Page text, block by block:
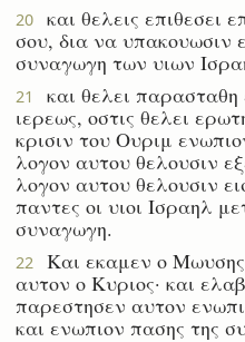
20
και θελεις επιθεσει
σου, δια να υπακουωσιν
συναγωγη των υιων
21
και θελει
ιερεως, οστις θελει
κρισιν του Ουριμ
λογον αυτου θελουσιν
λογον αυτου θελουσιν
παντες οι υιοι Ισραηλ
συναγωγη.
22
Και εκαμεν ο
αυτον ο Κυριος· και
παρεστησεν αυτον
και ενωπιον πασης της